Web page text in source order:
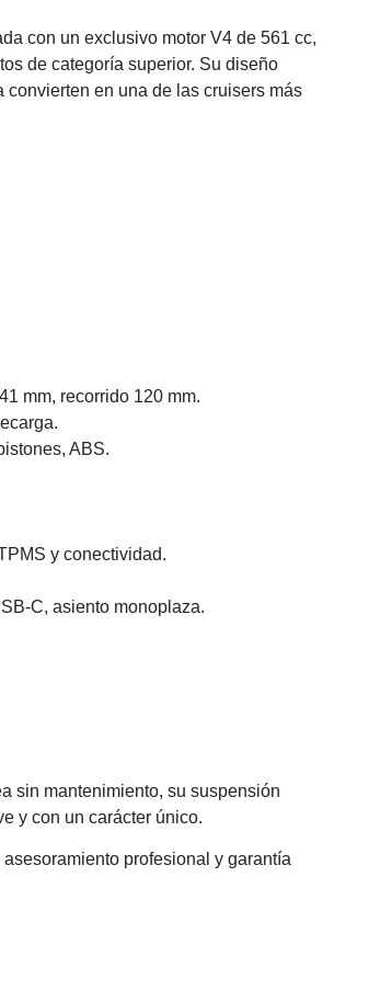
con un exclusivo motor V4 de 561 cc,
de categoría superior. Su diseño
en una de las cruisers más
mm, recorrido 120 mm.
ABS.
y conectividad.
asiento monoplaza.
sin mantenimiento, su suspensión
y con un carácter único.
asesoramiento profesional y garantía